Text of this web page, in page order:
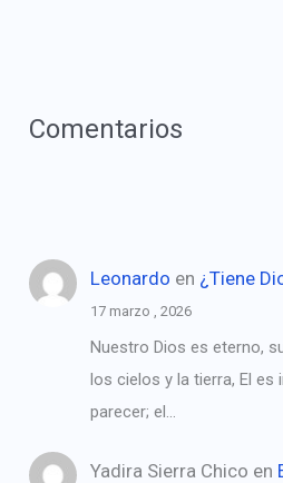
Comentarios
Leonardo en ¿Tiene
17 marzo , 2026
Nuestro Dios es eterno,
los cielos y la tierra, El es
parecer; el…
Yadira Sierra Chico en